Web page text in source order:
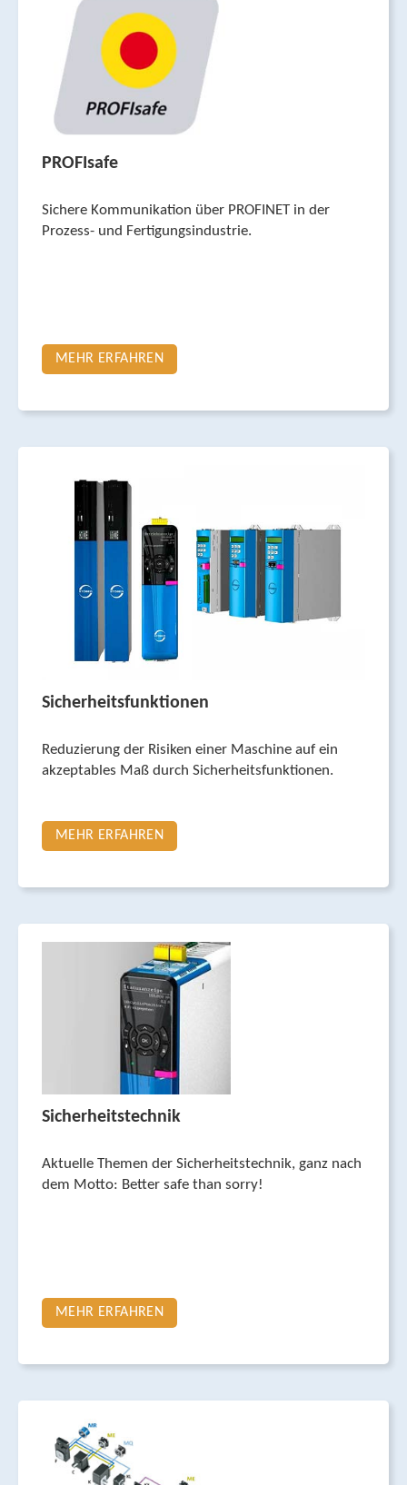
PROFIsafe
Sichere Kommunikation über PROFINET in der
Prozess- und Fertigungs­industrie.
MEHR ERFAHREN
Sicherheitsfunktionen
Reduzierung der Risiken einer Maschine auf ein
akzeptables Maß durch Sicherheits­funktionen.
MEHR ERFAHREN
Sicherheitstechnik
Aktuelle Themen der Sicherheits­technik, ganz nach
dem Motto: Better safe than sorry!
MEHR ERFAHREN